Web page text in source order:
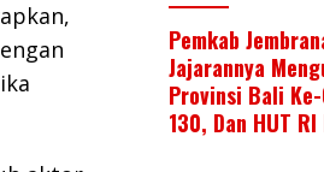
Pemkab
Jajarannya
Provinsi Bali
130, Dan HUT